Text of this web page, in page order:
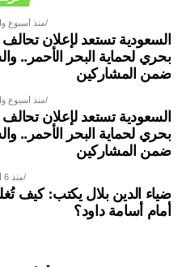
منذ أسبوع
السعودية تستعد لإعلان
بحري لحماية البحر الأحمر..
ضمن المشاركين
منذ أسبوع
السعودية تستعد لإعلان
بحري لحماية البحر الأحمر..
ضمن المشاركين
منذ 6 أيام
ضياء الدين بلال يكتب: كيف
أمام أسامة داود؟